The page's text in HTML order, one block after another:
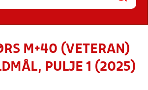
M+40 (VETERAN)
PULJE 1 (2025)